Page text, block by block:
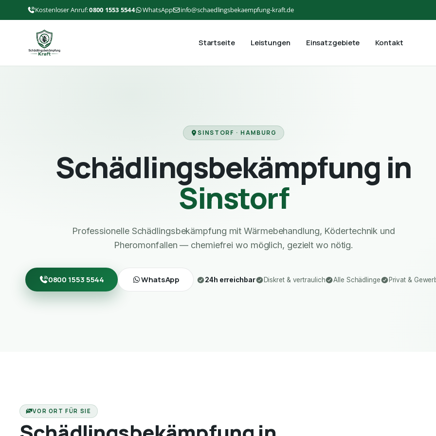
Kostenloser Anruf:0800 1553 5544 WhatsApp info@schaedlingsbekaempfung-kraft.de
Startseite Leistungen Einsatzgebiete Kontakt
SINSTORF · HAMBURG
Schädlingsbekämpfung in
Sinstorf
Professionelle Schädlingsbekämpfung mit Wärmebehandlung, Ködertechnik und
Pheromonfallen — chemiefrei wo möglich, gezielt wo nötig.
0800 1553 5544 WhatsApp 24h erreichbar Diskret & vertraulich Alle Schädlinge Privat &
VOR ORT FÜR SIE